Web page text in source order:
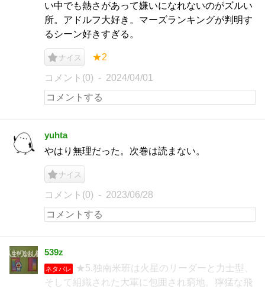
い中でも熱さがあって嫌いになれないのがズルい
所。アドルフ大好き。マーズランキングが判明す
るシーン好きすぎる。
ナイス ★2
コメント(0) 2024/04/01
yuhta
やはり無理だった。次巻は読まない。
ナイス
コメント(0) 2023/06/28
539z
ネタバレ
★5.独南米班は火星のリーダーと力士型、
そして組織された大軍に包囲され窮地。獰猛な飛